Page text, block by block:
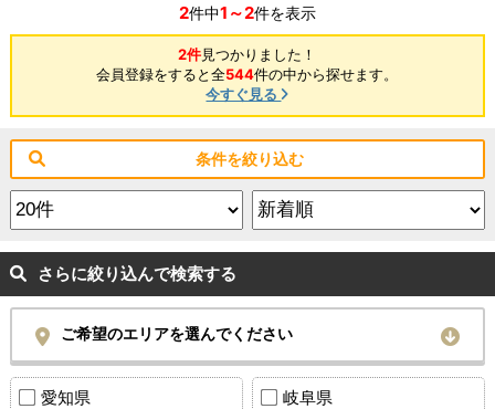
2件中1～2件を表示
2件見つかりました！
会員登録をすると全544件の中から探せます。
今すぐ見る
条件を絞り込む
さらに絞り込んで検索する
ご希望のエリアを選んでください
愛知県 岐阜県